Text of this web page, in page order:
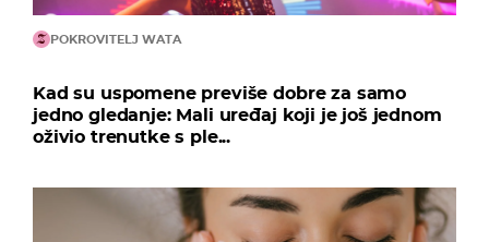
POKROVITELJ WATA
Kad su uspomene previše dobre za samo
jedno gledanje: Mali uređaj koji je još jednom
oživio trenutke s ple...